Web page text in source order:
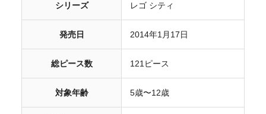
シリーズ レゴ シティ
発売日 2014年1月17日
総ピース数 121ピース
対象年齢 5歳〜12歳